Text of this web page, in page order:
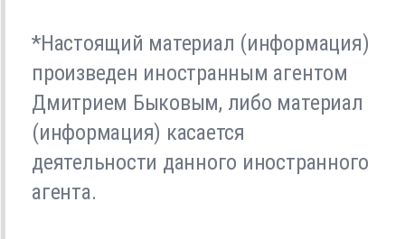
*Настоящий материал (информация)
произведен иностранным агентом
Дмитрием Быковым, либо материал
(информация) касается
деятельности данного иностранного
агента.